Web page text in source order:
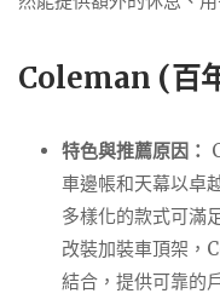
Coleman (百
特色與推薦原因：
車邊帳和天幕以卓
多樣化的款式可滿
改裝加裝車頂架，
結合，提供可靠的